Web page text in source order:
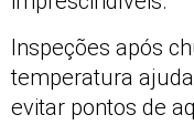
Inspeções após
temperatura
evitar pontos de